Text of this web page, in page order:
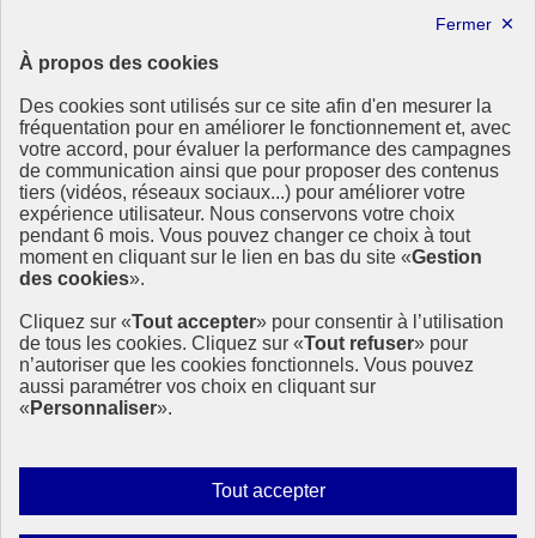
À propos des cookies
Des cookies sont utilisés sur ce site afin d'en mesurer la
fréquentation pour en améliorer le fonctionnement et, avec
votre accord, pour évaluer la performance des campagnes
de communication ainsi que pour proposer des contenus
tiers (vidéos, réseaux sociaux...) pour améliorer votre
expérience utilisateur. Nous conservons votre choix
pendant 6 mois. Vous pouvez changer ce choix à tout
moment en cliquant sur le lien en bas du site «Gestion
des cookies».
Cliquez sur «Tout accepter» pour consentir à l’utilisation
de tous les cookies. Cliquez sur «Tout refuser» pour
n’autoriser que les cookies fonctionnels. Vous pouvez
aussi paramétrer vos choix en cliquant sur
« Personnaliser».
Tout accepterAutoriser
tous
Ressources
Ressources
La Méth’ODD
Gouvernement
Ce site propose l’information de référence concernant l’Agenda
2030 et la feuille de route de la France. Il valorise la mobilisation de
tous les acteurs.
info.gouv.fr- ouvre une nouvelle fenêtre
service-public.fr - ouvre une nouvelle fenêtre
legifrance.gouv.fr- ouvre une nouvelle fenêtre
data.gouv.fr- ouvre une nouvelle fenêtre
Plan du site
Mentions légales